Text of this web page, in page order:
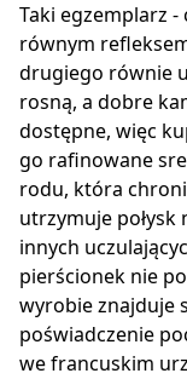
Taki egzemplarz -
równym
drugiego równie
rosną, a dobre
dostępne, więc
go rafinowane
rodu, która
utrzymuje połysk
innych
pierścionek nie
wyrobie znajduje
poświadczenie
we francuskim